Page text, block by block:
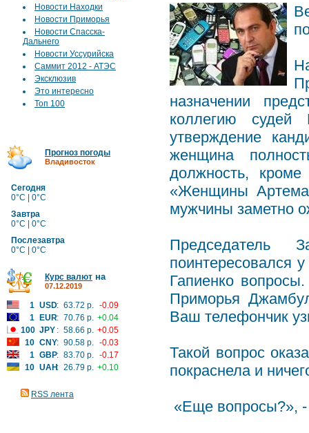
Новости Находки
Новости Приморья
Новости Спасска-
Дальнего
Новости Уссурийска
Саммит 2012 - АТЭС
Эксклюзив
Это интересно
Топ 100
Прогноз погоды
Владивосток
Сегодня
0°C | 0°C
Завтра
0°C | 0°C
Послезавтра
0°C | 0°C
Курс валют на
07.12.2019
1 USD: 63.72 р. -0.09
1
EUR: 70.76 р. +0.04
100 JPY : 58.66 р. +0.05
10 CNY: 90.58 р. -0.03
1 GBP: 83.70 р. -0.17
10 UAH: 26.79 р. +0.10
RSS лента
назначении
коллегию судей
утверждение
женщина
должность,
«Женщины
мужчины заметно
Председатель
поинтересовался
Гапиенко
Приморья
Ваш телефончик
Такой вопрос
покраснела и
«Еще вопросы?»,